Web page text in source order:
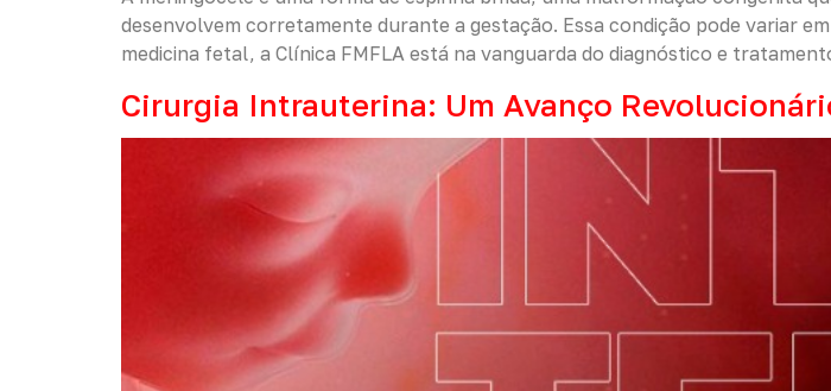
desenvolvem corretamente durante a gestação. Essa condição pode variar
medicina fetal, a Clínica FMFLA está na vanguarda do diagnóstico e
Cirurgia Intrauterina: Um Avanço